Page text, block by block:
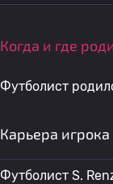
Когда и где
Футболист
Карьера игрока
Футболист S.